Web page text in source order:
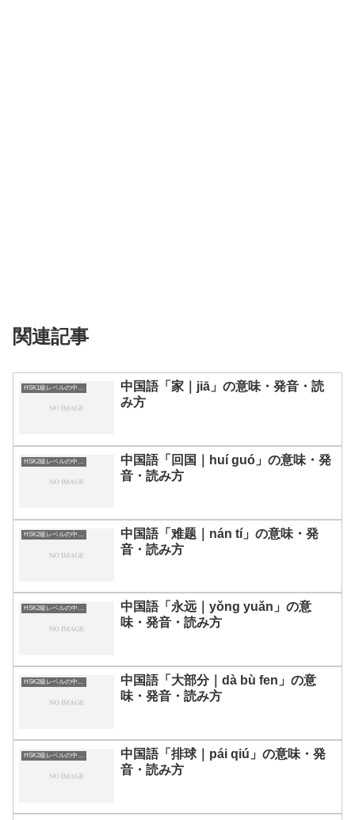
関連記事
中国語「家｜jiā」の意味・発音・読
み方
中国語「回国｜huí guó」の意味・発
音・読み方
HSK2級レベルの中国語
中国語「难题｜nán tí」の意味・発
音・読み方
HSK2級レベルの中国語
中国語「永远｜yǒng yuǎn」の意
味・発音・読み方
HSK2級レベルの中国語
中国語「大部分｜dà bù fen」の意
味・発音・読み方
HSK2級レベルの中国語
中国語「排球｜pái qiú」の意味・発
音・読み方